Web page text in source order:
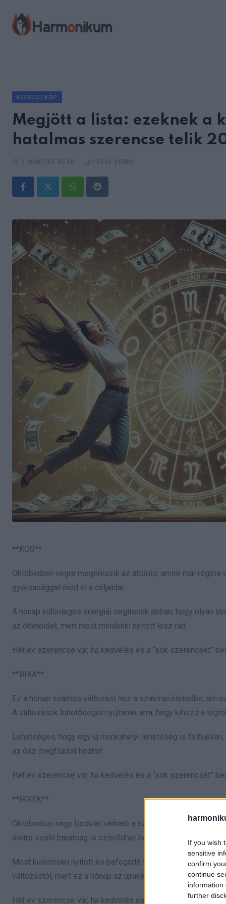
If you wish
sensitive
confirm
continue
information
further
content
HOROSZKÓP
Megjött a lista: ezeknek a
hatalmas szerencse telik
WhatsappReddit
**KOS**
Októberben végre megérkezik az áttörés, amire már
gyorsasággal éred el a céljaidat.
A hónap különleges energiái segítenek abban, hogy olyan
az ötleteidet, mert most mindenki nyitott lesz rád.
Hét év szerencse vár, ha kedvelés és a “sok szerencsét”
**BIKA**
Ez a hónap számos változást hoz a szakmai életedbe, ám
A változások lehetőséget nyújtanak arra, hogy kihozd a
Lehetséges, hogy egy új munkahelyi lehetőség is
az ősz megfázást hozhat.
Hét év szerencse vár, ha kedvelés és a “sok szerencsét”
**IKREK**
Októberben nagy fordulat várható a személyes
életre szóló barátság is szövődhet belőle.
Most különösen nyitott és befogadó vagy, így könnyen
változástól, mert ez a hónap az újrakezdés lehetőségét is
Hét év szerencse vár, ha kedvelés és a “sok szerencsét”